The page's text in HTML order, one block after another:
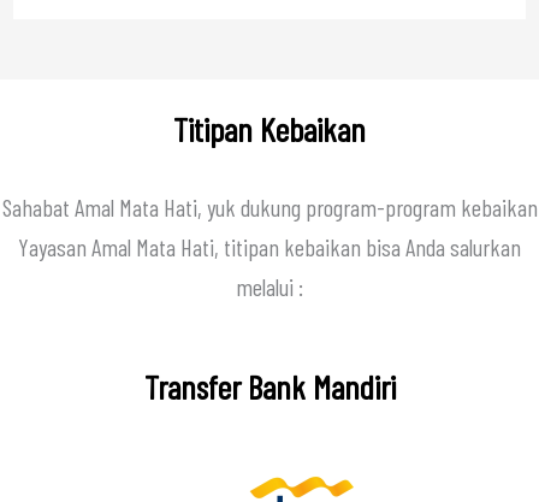
Titipan Kebaikan
Sahabat Amal Mata Hati, yuk dukung program-program kebaikan
Yayasan Amal Mata Hati, titipan kebaikan bisa Anda salurkan
melalui :
Transfer Bank Mandiri